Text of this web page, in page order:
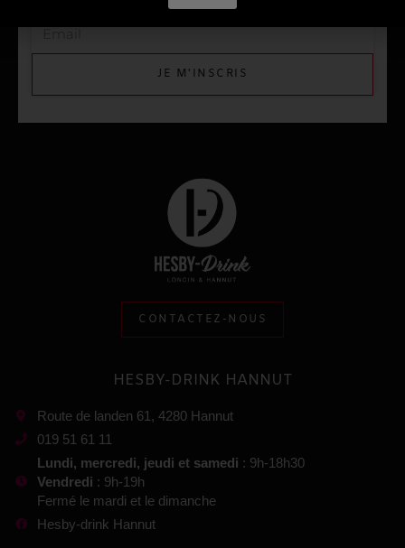
JE M'INSCRIS
CONTACTEZ-NOUS
HESBY-DRINK HANNUT
Route de landen 61, 4280 Hannut
019 51 61 11
Lundi, mercredi, jeudi et samedi : 9h-18h30
Vendredi : 9h-19h
Fermé le mardi et le dimanche
Hesby-drink Hannut